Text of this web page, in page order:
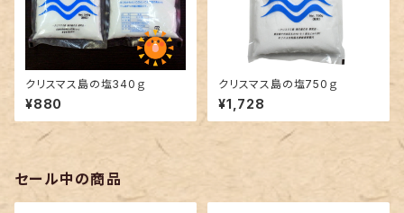
クリスマス島の塩340ｇ
¥880
クリスマス島の塩750ｇ
¥1,728
セール中の商品